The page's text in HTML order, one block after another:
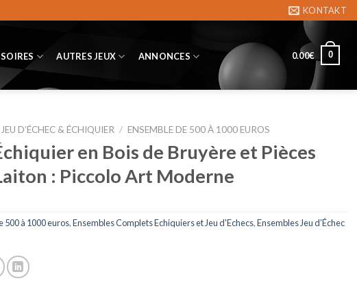
KONTAKT
AUTRES JEUX ANNONCES 0.00€ 0
D’ÉCHEC & ÉCHIQUIER / ENSEMBLE DE 500 À 1000 EUROS
en Bois de Bruyère et Pièces
: Piccolo Art Moderne
500 à 1000 euros,Ensembles Complets Echiquiers et Jeu d'Echecs,Ensembles Jeu d’Échec